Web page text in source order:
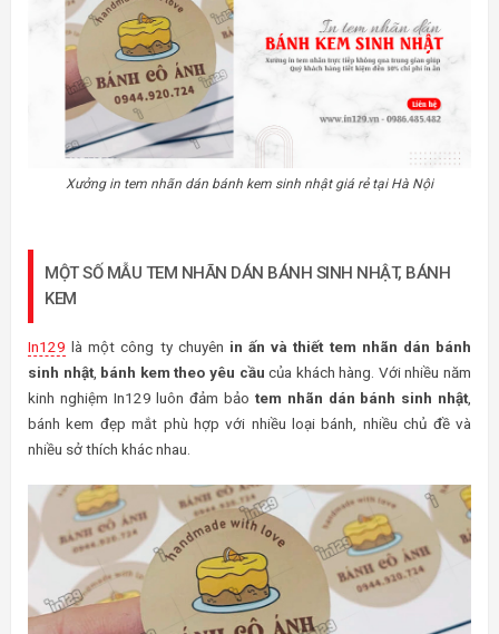
Xưởng in tem nhãn dán bánh kem sinh nhật giá rẻ tại Hà Nội
MỘT SỐ MẪU TEM NHÃN DÁN BÁNH SINH NHẬT, BÁNH
KEM
In129 là một công ty chuyên in ấn và thiết tem nhãn dán bánh
sinh nhật, bánh kem theo yêu cầu của khách hàng. Với nhiều năm
kinh nghiệm In129 luôn đảm bảo tem nhãn dán bánh sinh nhật,
bánh kem đẹp mắt phù hợp với nhiều loại bánh, nhiều chủ đề và
nhiều sở thích khác nhau.